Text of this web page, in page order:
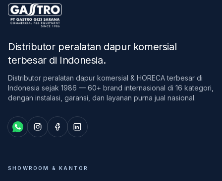
Distributor peralatan dapur komersial
terbesar di Indonesia.
Distributor peralatan dapur komersial & HORECA terbesar di
Indonesia sejak 1986 — 60+ brand internasional di 16 kategori,
dengan instalasi, garansi, dan layanan purna jual nasional.
SHOWROOM & KANTOR